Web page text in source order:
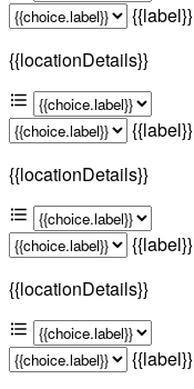
{{label}}
{{locationDetails}}
{{label}}
{{locationDetails}}
{{label}}
{{locationDetails}}
{{label}}